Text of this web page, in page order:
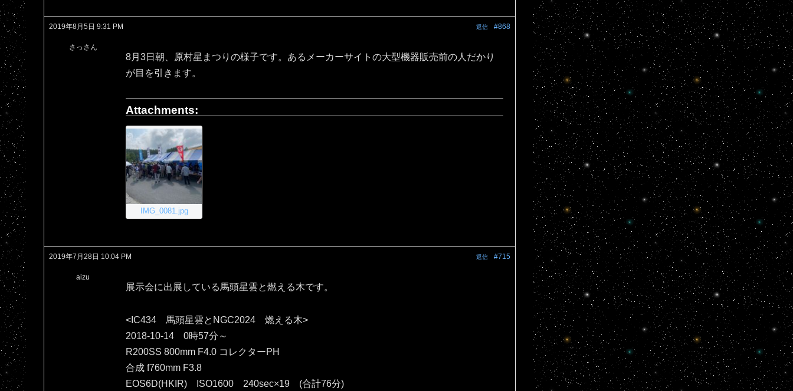
2019年8月5日 9:31 PM #868
返信
さっさん
8月3日朝、原村星まつりの様子です。あるメーカーサイトの大型機器販売前の人だかり
が目を引きます。
Attachments:
IMG_0081.jpg
2019年7月28日 10:04 PM #715
返信
aizu
展示会に出展している馬頭星雲と燃える木です。
<IC434 馬頭星雲とNGC2024 燃える木>
2018-10-14 0時57分～
R200SS 800mm F4.0 コレクターPH
合成 f760mm F3.8
EOS6D(HKIR) ISO1600 240sec×19 (合計76分)